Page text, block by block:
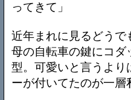
ってきて」
近年まれに見るどうで
母の自転車の鍵にコダ
型。可愛いと言うより
ーが付いてたのが一